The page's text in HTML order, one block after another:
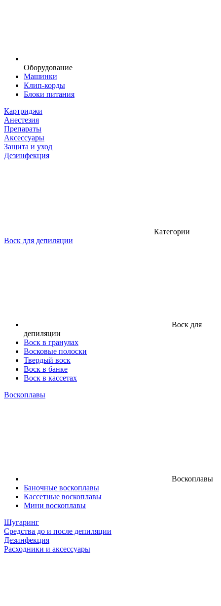
Оборудование
Машинки
Клип-корды
Блоки питания
Картриджи
Анестезия
Препараты
Аксессуары
Защита и уход
Дезинфекция
Категории
Воск для депиляции
Воск для
депиляции
Воск в гранулах
Восковые полоски
Твердый воск
Воск в банке
Воск в кассетах
Воскоплавы
Воскоплавы
Баночные воскоплавы
Кассетные воскоплавы
Мини воскоплавы
Шугаринг
Средства до и после депиляции
Дезинфекция
Расходники и аксессуары